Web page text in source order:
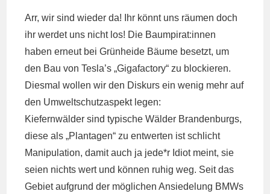
Arr, wir sind wieder da! Ihr könnt uns räumen doch
ihr werdet uns nicht los! Die Baumpirat:innen
haben erneut bei Grünheide Bäume besetzt, um
den Bau von Tesla’s „Gigafactory“ zu blockieren.
Diesmal wollen wir den Diskurs ein wenig mehr auf
den Umweltschutzaspekt legen:
Kiefernwälder sind typische Wälder Brandenburgs,
diese als „Plantagen“ zu entwerten ist schlicht
Manipulation, damit auch ja jede*r Idiot meint, sie
seien nichts wert und können ruhig weg. Seit das
Gebiet aufgrund der möglichen Ansiedelung BMWs